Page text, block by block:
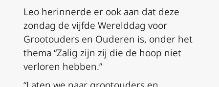
Leo herinnerde er ook aan dat deze
zondag de vijfde Werelddag voor
Grootouders en Ouderen is, onder het
thema “Zalig zijn zij die de hoop niet
verloren hebben.”